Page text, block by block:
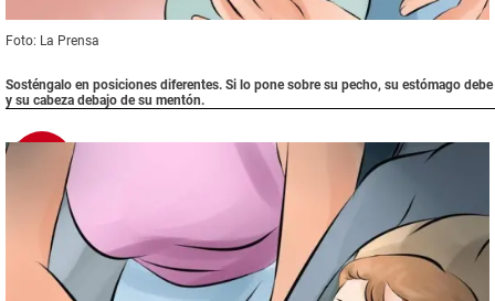
Foto: La Prensa
Sosténgalo en posiciones diferentes. Si lo pone sobre su pecho, su estómago
y su cabeza debajo de su mentón.
6
A pasear